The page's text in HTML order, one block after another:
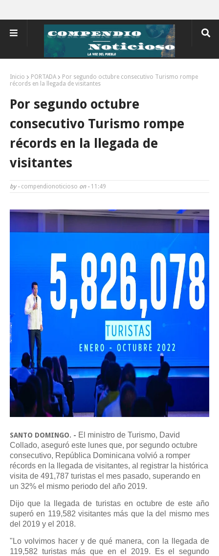
Inicio PORTADA
Por segundo octubre consecutivo Turismo rompe
récords en la llegada de visitantes
Por segundo octubre
consecutivo Turismo rompe
récords en la llegada de
visitantes
by - compendionoticioso on - 11:49
SANTO DOMINGO. - El ministro de Turismo, David
Collado, aseguró este lunes que, por segundo octubre
consecutivo, República Dominicana volvió a romper
récords en la llegada de visitantes, al registrar la histórica
visita de 491,787 turistas el mes pasado, superando en
un 32% el mismo periodo del año 2019.
Dijo que la llegada de turistas en octubre de este año
superó en 119,582 visitantes más que la del mismo mes
del 2019 y el 2018.
"Lo volvimos hacer y de qué manera, con la llegada de
119,582 turistas más que en el 2019. Es el segundo